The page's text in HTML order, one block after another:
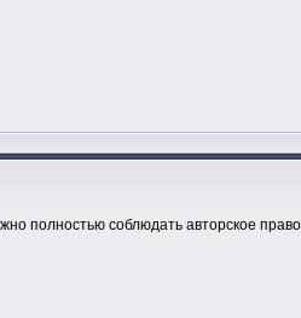
полностью соблюдать авторское